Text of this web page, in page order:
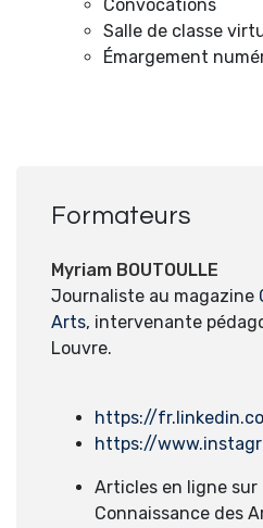
Convocations
Salle de classe
Émargement
Formateurs
Myriam BOUTOULLE
Journaliste au magazine
Arts, intervenante
Louvre.
https://
https://
Articles en ligne sur
Connaissance des